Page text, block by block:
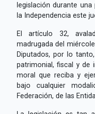
legislación durante
la Independencia este
El artículo 32,
madrugada del
Diputados, por lo
patrimonial, fiscal y de
moral que reciba y
bajo cualquier
Federación, de las